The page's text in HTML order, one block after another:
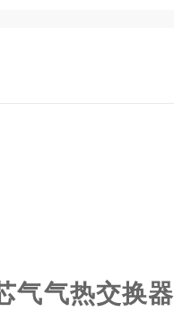
气气热交换器